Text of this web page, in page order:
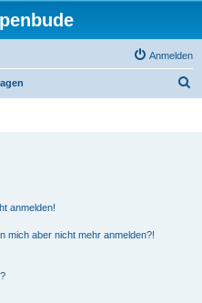
Anmelden
anmelden!
mich aber nicht mehr anmelden?!